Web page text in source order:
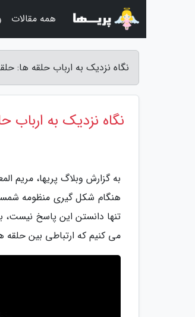
نگاه نزدیک به ارباب حلقه ها:
نگاه نزدیک به ارباب
هنگام شکل گیری منظومه
تنها دانستن این پاسخ
می کنیم که ارتباطی بین حلقه
همه مقالات